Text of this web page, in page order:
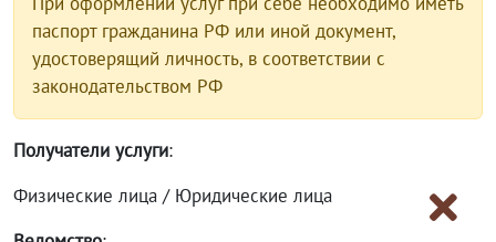
паспорт гражданина РФ или иной документ,
удостоверящий личность, в соответствии с
законодательством РФ
Получатели услуги:
Физические лица / Юридические лица